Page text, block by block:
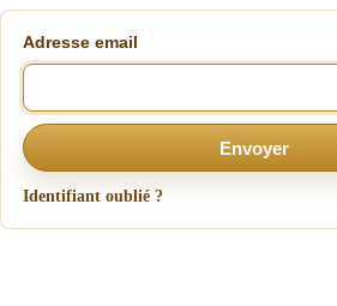
Adresse email
Envoyer
Identifiant oublié ?